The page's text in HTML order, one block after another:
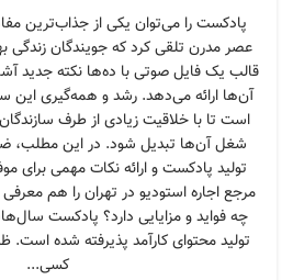
پادکست را می‌توان یکی از جذاب‌ترین
عصر مدرن تلقی کرد که جویندگان زندگی
قالب یک فایل صوتی با ده‌ها نکته جدید
آن‌ها ارائه می‌دهد. رشد و همه‌گیری این
است تا با خلاقیت زیادی از طرف
شغل آن‌ها تبدیل شود. در این مطلب،
تولید پادکست و ارائه نکات مهمی برای
مرجع اجاره استودیو در تهران را هم
چه فواید و مزایایی دارد؟ پادکست
تولید محتوای کارآمد پذیرفته شده است.
کسی...